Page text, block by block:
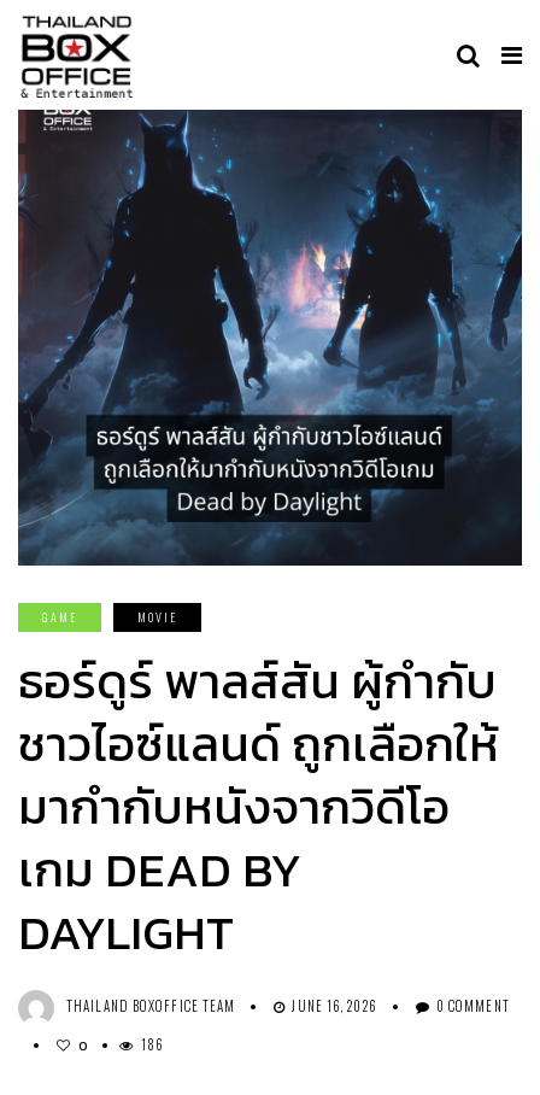
GAME MOVIE
ธอร์ดูร์ พาลส์สัน ผู้กำกับ
ชาวไอซ์แลนด์ ถูกเลือกให้
มากำกับหนังจากวิดีโอ
เกม DEAD BY
DAYLIGHT
THAILAND BOXOFFICE TEAM JUNE 16, 2026 0 COMMENT
0 186